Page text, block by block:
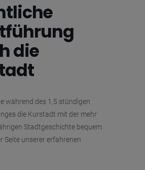
die
während des 1,5 stündigen
die Kurstadt mit der mehr
Stadtgeschichte bequem
Seite unserer erfahrenen